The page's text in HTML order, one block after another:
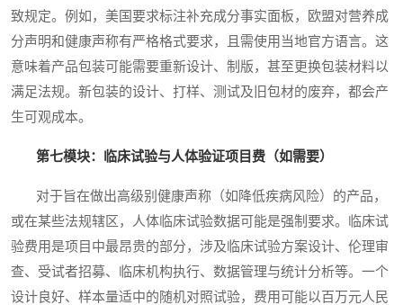
致规定。例如，美国要求标注补充成分事实面板，欧盟对营养成
分声明和健康声称有严格格式要求，且需使用当地官方语言。这
意味着产品包装可能需要重新设计、制版，甚至更换包装材料以
满足法规。新包装的设计、打样、测试及旧包材的废弃，都会产
生可观成本。
第七模块：临床试验与人体验证项目费（如需要）
对于旨在做出高级别健康声称（如降低疾病风险）的产品，
或在某些法规辖区，人体临床试验数据可能是强制要求。临床试
验费用是项目中最昂贵的部分，涉及临床试验方案设计、伦理审
查、受试者招募、临床机构执行、数据管理与统计分析等。一个
设计良好、样本量适中的随机对照试验，费用可能以百万元人民